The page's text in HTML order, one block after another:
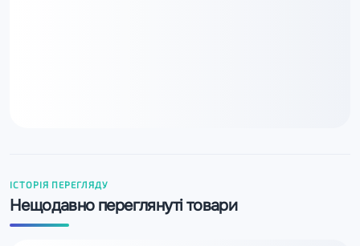
ІСТОРІЯ ПЕРЕГЛЯДУ
Нещодавно переглянуті товари